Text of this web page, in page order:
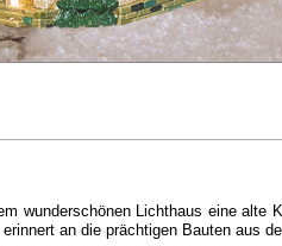
wunderschönen Lichthaus eine alte
an die prächtigen Bauten aus